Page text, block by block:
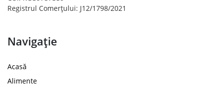
Registrul Comerțului: J12/1798/2021
Navigație
Acasă
Alimente